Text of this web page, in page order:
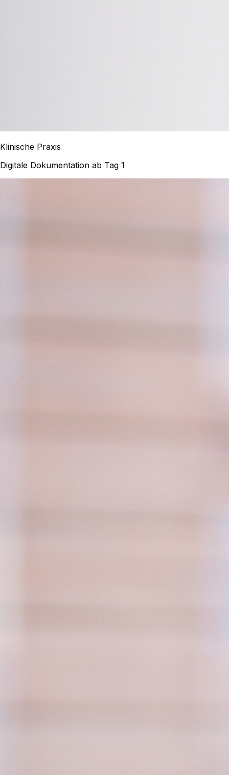
Klinische Praxis
Digitale Dokumentation ab Tag 1